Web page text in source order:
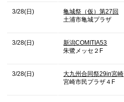
3/28(日)
亀城祭（仮）第27回
土浦市亀城プラザ
3/28(日)
新潟COMITIA53
朱鷺メッセ２F
3/28(日)
大九州合同祭29in宮崎
宮崎市民プラザ４F